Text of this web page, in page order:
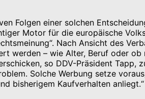
Folgen einer solchen
Motor für die europäische
Nach Ansicht des
werden – wie Alter, Beruf oder
so DDV-Präsident Tapp,
Solche Werbung setze
bisherigem Kaufverhalten